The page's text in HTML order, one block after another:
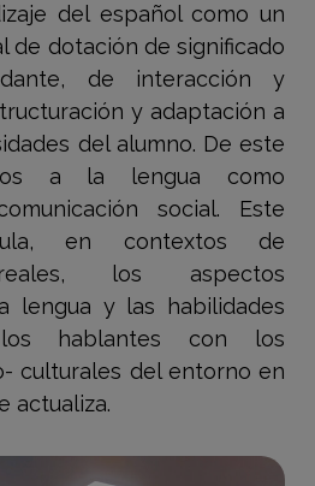
del español como un
de dotación de significado
de interacción y
y adaptación a
del alumno. De este
a la lengua como
social. Este
en contextos de
los aspectos
lengua y las habilidades
hablantes con los
culturales del entorno en
actualiza.